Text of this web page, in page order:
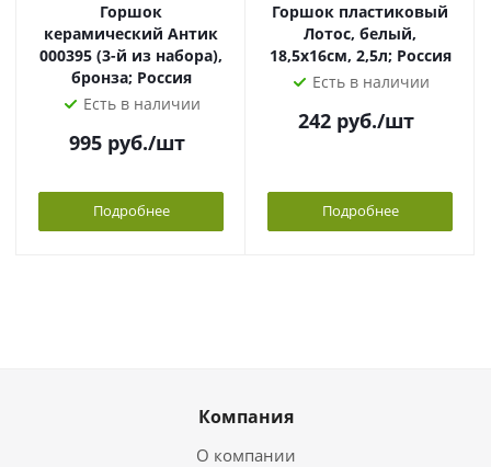
Горшок
керамический Антик
000395 (3-й из набора),
бронза; Россия
Есть в наличии
995 руб./шт
Подробнее
Горшок пластиковый
Лотос, белый,
18,5х16см, 2,5л; Россия
Есть в наличии
242 руб./шт
Подробнее
Компания
О компании